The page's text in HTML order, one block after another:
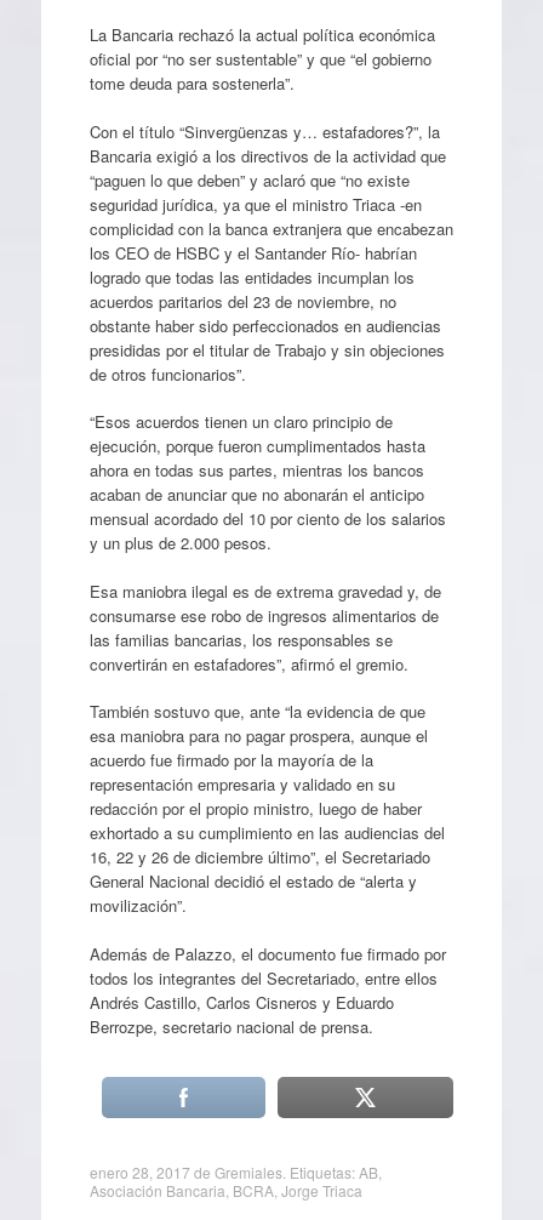
La Bancaria rechazó la actual política económica
oficial por “no ser sustentable” y que “el gobierno
tome deuda para sostenerla”.
Con el título “Sinvergüenzas y… estafadores?”, la
Bancaria exigió a los directivos de la actividad que
“paguen lo que deben” y aclaró que “no existe
seguridad jurídica, ya que el ministro Triaca -en
complicidad con la banca extranjera que encabezan
los CEO de HSBC y el Santander Río- habrían
logrado que todas las entidades incumplan los
acuerdos paritarios del 23 de noviembre, no
obstante haber sido perfeccionados en audiencias
presididas por el titular de Trabajo y sin objeciones
de otros funcionarios”.
“Esos acuerdos tienen un claro principio de
ejecución, porque fueron cumplimentados hasta
ahora en todas sus partes, mientras los bancos
acaban de anunciar que no abonarán el anticipo
mensual acordado del 10 por ciento de los salarios
y un plus de 2.000 pesos.
Esa maniobra ilegal es de extrema gravedad y, de
consumarse ese robo de ingresos alimentarios de
las familias bancarias, los responsables se
convertirán en estafadores”, afirmó el gremio.
También sostuvo que, ante “la evidencia de que
esa maniobra para no pagar prospera, aunque el
acuerdo fue firmado por la mayoría de la
representación empresaria y validado en su
redacción por el propio ministro, luego de haber
exhortado a su cumplimiento en las audiencias del
16, 22 y 26 de diciembre último”, el Secretariado
General Nacional decidió el estado de “alerta y
movilización”.
Además de Palazzo, el documento fue firmado por
todos los integrantes del Secretariado, entre ellos
Andrés Castillo, Carlos Cisneros y Eduardo
Berrozpe, secretario nacional de prensa.
enero 28, 2017 de Gremiales. Etiquetas:AB,
Asociación Bancaria BCRA, Jorge Triaca